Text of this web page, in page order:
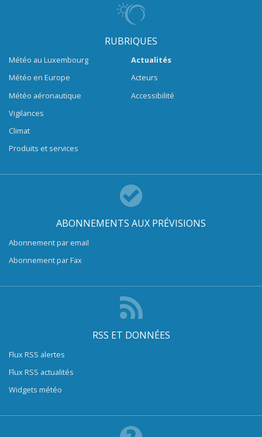
RUBRIQUES
Météo au Luxembourg
Météo en Europe
Météo aéronautique
Vigilances
Climat
Produits et services
Actualités
Acteurs
Accessibilité
ABONNEMENTS AUX PRÉVISIONS
Abonnement par email
Abonnement par Fax
RSS ET DONNÉES
Flux RSS alertes
Flux RSS actualités
Widgets météo